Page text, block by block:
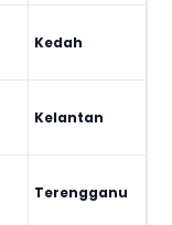
Kedah
Kelantan
Terengganu